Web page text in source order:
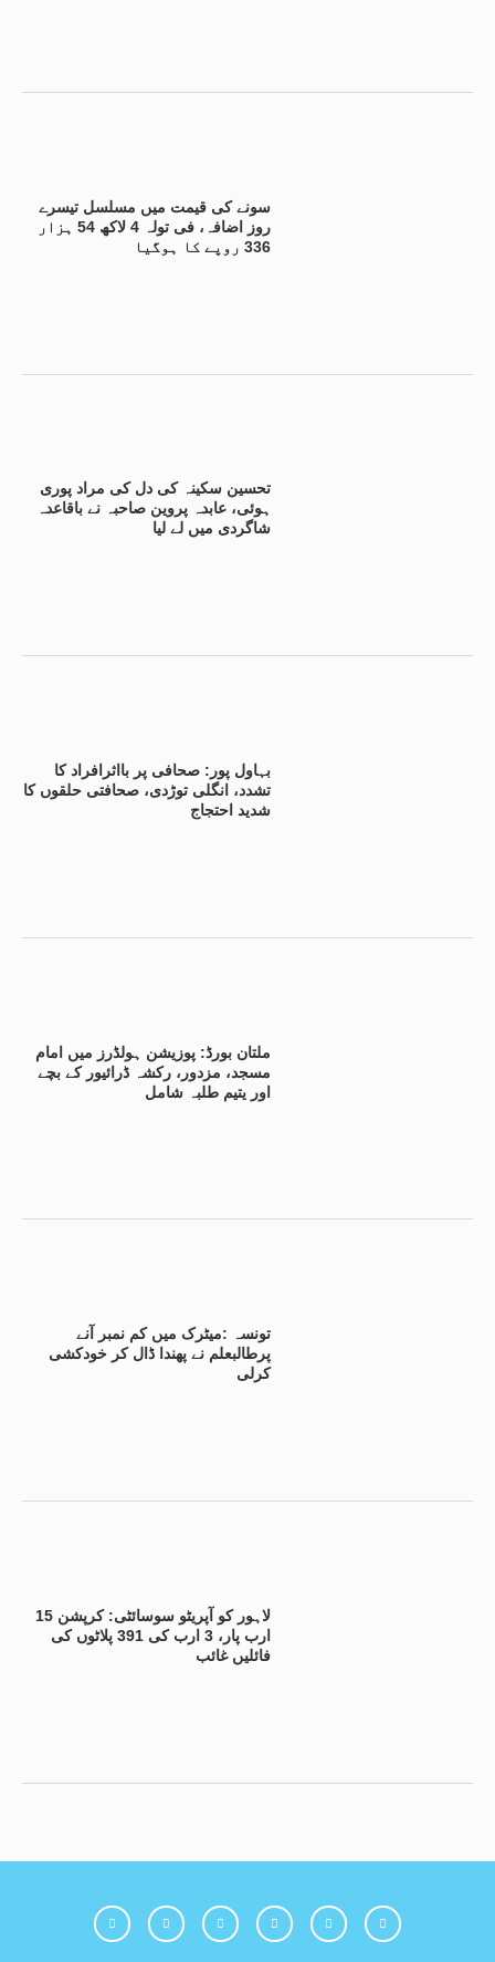
سونے کی قیمت میں مسلسل تیسرے
روز اضافہ، فی تولہ 4 لاکھ 54 ہزار
336 روپے کا ہوگیا
تحسین سکینہ کی دل کی مراد پوری
ہوئی، عابدہ پروین صاحبہ نے باقاعدہ
شاگردی میں لے لیا
بہاول پور: صحافی پر بااثرافراد کا
تشدد، انگلی توڑدی، صحافتی حلقوں کا
شدید احتجاج
ملتان بورڈ: پوزیشن ہولڈرز میں امام
مسجد، مزدور، رکشہ ڈرائیور کے بچے
اور یتیم طلبہ شامل
تونسہ :میٹرک میں کم نمبر آنے
پرطالبعلم نے پھندا ڈال کر خودکشی
کرلی
لاہور کو آپریٹو سوسائٹی: کرپشن 15
ارب پار، 3 ارب کی 391 پلاٹوں کی
فائلیں غائب